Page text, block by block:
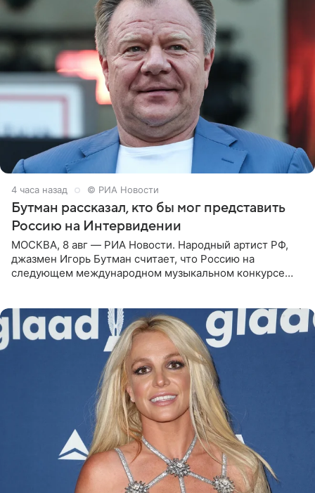
4 часа назад © РИА Новости
Бутман рассказал, кто бы мог представить
Россию на Интервидении
МОСКВА, 8 авг — РИА Новости. Народный артист РФ,
джазмен Игорь Бутман считает, что Россию на
следующем международном музыкальном конкурсе